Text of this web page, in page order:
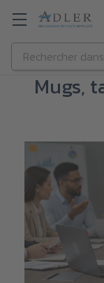
Passer au contenu
Rechercher
Mugs,